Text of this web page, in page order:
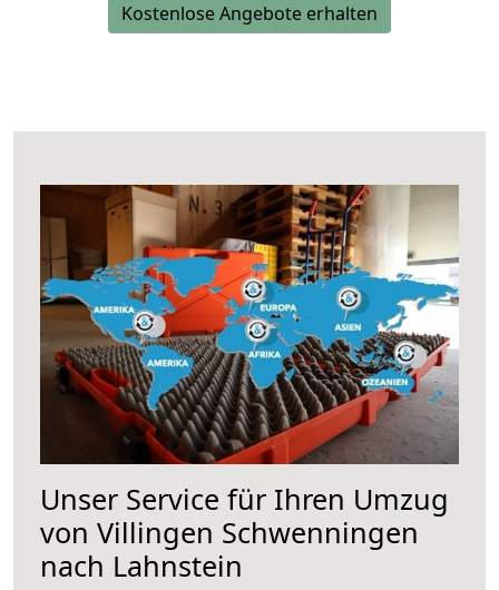
Kostenlose Angebote erhalten
Unser Service für Ihren Umzug
von Villingen Schwenningen
nach Lahnstein